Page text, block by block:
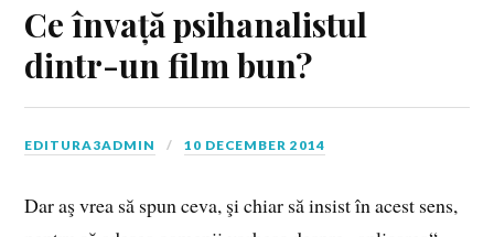
Ce învață psihanalistul
dintr-un film bun?
EDITURA3ADMIN 10 DECEMBER 2014
Dar aş vrea să spun ceva, şi chiar să insist în acest sens,